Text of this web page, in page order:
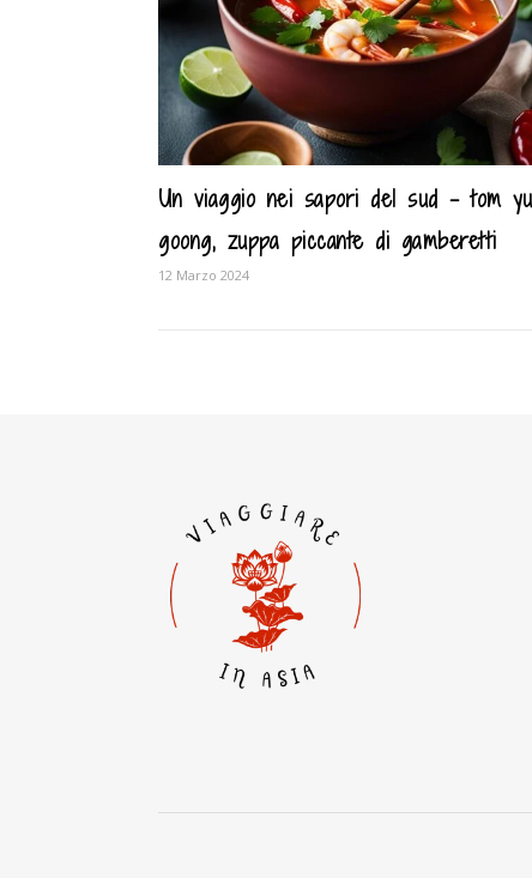
Un viaggio nei sapori del sud – tom
goong, zuppa piccante di gamberetti
12 Marzo 2024